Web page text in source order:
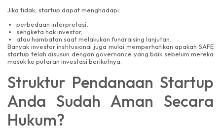
Jika tidak, startup dapat menghadapi:
perbedaan interpretasi,
sengketa hak investor,
atau hambatan saat melakukan fundraising lanjutan.
Banyak investor institusional juga mulai memperhatikan apakah SAFE
startup telah disusun dengan governance yang baik sebelum mereka
masuk ke putaran investasi berikutnya.
Struktur Pendanaan Startup
Anda Sudah Aman Secara
Hukum?